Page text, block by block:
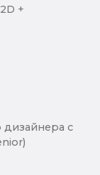
+
дизайнера с